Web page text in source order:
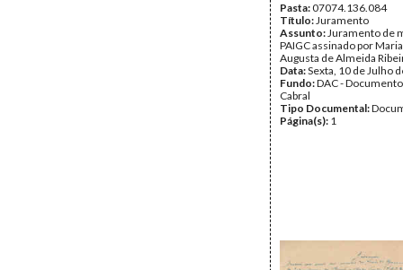
Pasta:07074.136.084
Título:Juramento
Assunto:Juramento de
PAIGC assinado por
Augusta de Almeida
Data:Sexta, 10 de Julho
Fundo:DAC -
Cabral
Tipo Documental:
Página(s): 1